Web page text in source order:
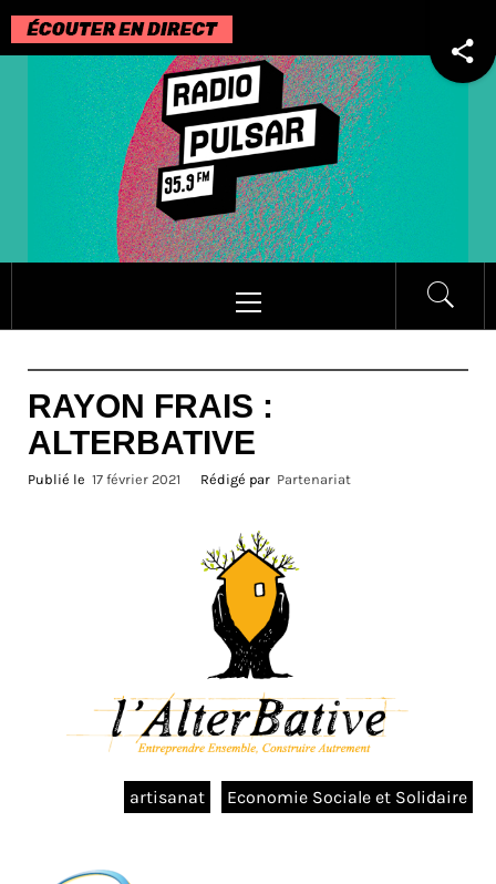
Passer
au
contenu
principal
RAYON FRAIS :
ALTERBATIVE
Publié le 17 février 2021 Rédigé par Partenariat
artisanat Economie Sociale et Solidaire